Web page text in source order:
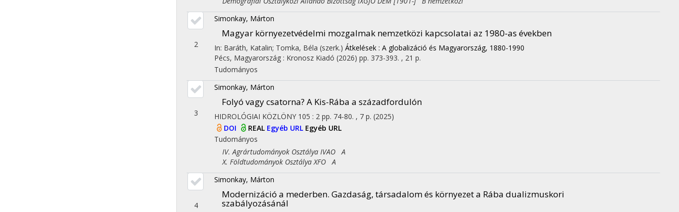
2
Simonkay, Márton
Magyar környezetvédelmi mozgalmak nemzetközi kapcsolatai az 1980-as években
In: Baráth, Katalin; Tomka, Béla (szerk.) Átkelések : A globalizáció és Magyarország, 1880-1990
Pécs, Magyarország : Kronosz Kiadó (2026) pp. 373-393. , 21 p.
Tudományos
3
Simonkay, Márton
Folyó vagy csatorna? A Kis-Rába a századfordulón
HIDROLÓGIAI KÖZLÖNY 105 : 2 pp. 74-80. , 7 p. (2025)
DOI
REAL Egyéb URL Egyéb URL
Tudományos
IV. Agrártudományok Osztálya IVAO A
X. Földtudományok Osztálya XFO A
4
Simonkay, Márton
Modernizáció a mederben. Gazdaság, társadalom és környezet a Rába dualizmuskori
szabályozásánál